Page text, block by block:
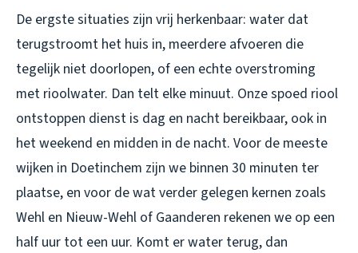
De ergste situaties zijn vrij herkenbaar: water dat
terugstroomt het huis in, meerdere afvoeren die
tegelijk niet doorlopen, of een echte overstroming
met rioolwater. Dan telt elke minuut. Onze spoed riool
ontstoppen dienst is dag en nacht bereikbaar, ook in
het weekend en midden in de nacht. Voor de meeste
wijken in Doetinchem zijn we binnen 30 minuten ter
plaatse, en voor de wat verder gelegen kernen zoals
Wehl en Nieuw-Wehl of Gaanderen rekenen we op een
half uur tot een uur. Komt er water terug, dan